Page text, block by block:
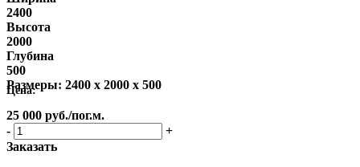
2400
Высота
2000
Глубина
500
Размеры: 2400 x 2000 x 500
Цена:
25 000 руб./пог.м.
-
+
Заказать